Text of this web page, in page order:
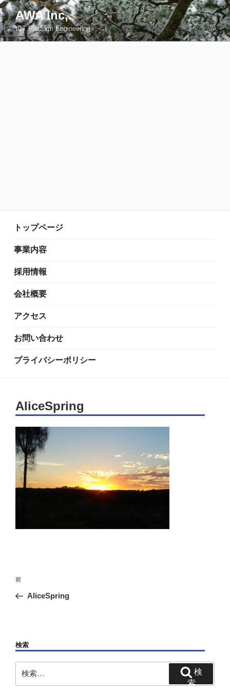
コ
ン
テ
ン
AWA Inc,.
ICT Platform Engineering
トップページ
事業内容
採用情報
会社概要
アクセス
お問い合わせ
プライバシーポリシー
AliceSpring
投
ナ
ー
シ
ョ
前
の
前
AliceSpring
検索
索:
検
索